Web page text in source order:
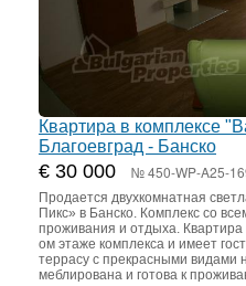
Квартира в комплексе
Благоевград - Банско
€ 30 000 № 450-WP-A25-
Продается двухкомнатная
Пикс» в Банско. Комплекс со
проживания и отдыха.
ом этаже комплекса и имеет
террасу с прекрасными видами
меблирована и готова к